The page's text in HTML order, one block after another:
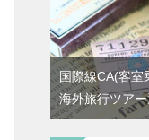
国際線CA(客
海外旅行ツア